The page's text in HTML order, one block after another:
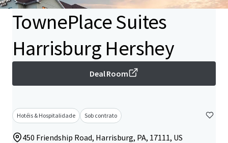
TownePlace Suites
Harrisburg Hershey
Deal Room
Hotéis & Hospitalidade Sob contrato
450 Friendship Road, Harrisburg, PA, 17111, US